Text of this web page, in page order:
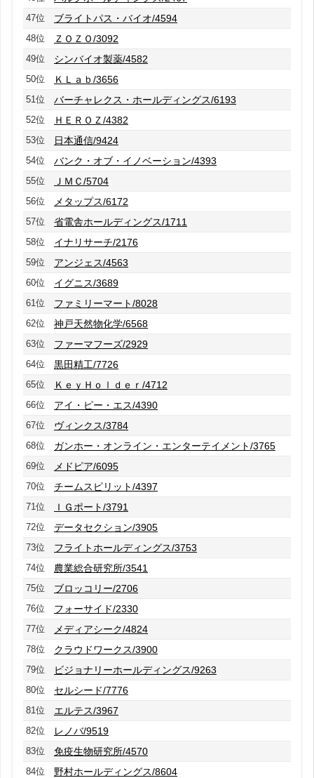
47位 ブライトパス・バイオ/4594
48位 ＺＯＺＯ/3092
49位 シンバイオ製薬/4582
50位 ＫＬａｂ/3656
51位 バーチャレクス・ホールディングス/6193
52位 ＨＥＲＯＺ/4382
53位 日本通信/9424
54位 バンク・オブ・イノベーション/4393
55位 ＪＭＣ/5704
56位 メタップス/6172
57位 省電舎ホールディングス/1711
58位 イナリサーチ/2176
59位 アンジェス/4563
60位 イグニス/3689
61位 ファミリーマート/8028
62位 神戸天然物化学/6568
63位 ファーマフーズ/2929
64位 黒田精工/7726
65位 ＫｅｙＨｏｌｄｅｒ/4712
66位 アイ・ピー・エス/4390
67位 ヴィンクス/3784
68位 ガンホー・オンライン・エンターテイメント/3765
69位 メドピア/6095
70位 チームスピリット/4397
71位 ＩＧポート/3791
72位 データセクション/3905
73位 フライトホールディングス/3753
74位 農業総合研究所/3541
75位 ブロッコリー/2706
76位 フォーサイド/2330
77位 メディアシーク/4824
78位 クラウドワークス/3900
79位 ビジョナリーホールディングス/9263
80位 セルシード/7776
81位 エルテス/3967
82位 レノバ/9519
83位 免疫生物研究所/4570
84位 野村ホールディングス/8604